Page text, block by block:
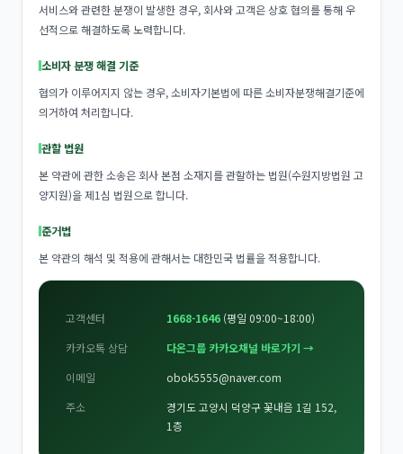
서비스와 관련한 분쟁이 발생한 경우, 회사와 고객은 상호 협의를 통해 우
선적으로 해결하도록 노력합니다.
소비자 분쟁 해결 기준
협의가 이루어지지 않는 경우, 소비자기본법에 따른 소비자분쟁해결기준에
의거하여 처리합니다.
관할 법원
본 약관에 관한 소송은 회사 본점 소재지를 관할하는 법원(수원지방법원 고
양지원)을 제1심 법원으로 합니다.
준거법
본 약관의 해석 및 적용에 관해서는 대한민국 법률을 적용합니다.
고객센터 1668-1646 (평일 09:00~18:00)
카카오톡 상담
다온그룹 카카오채널 바로가기 →
이메일
obok5555@naver.com
주소
경기도 고양시 덕양구 꽃내음 1길 152,
1층